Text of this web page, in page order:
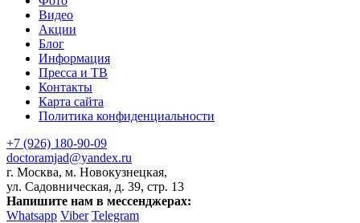
Видео
Акции
Блог
Информация
Пресса и ТВ
Контакты
Карта сайта
Политика конфиденциальности
+7 (926) 180-90-09
doctoramjad@yandex.ru
г. Москва, м. Новокузнецкая,
ул. Садовническая, д. 39, стр. 13
Напишите нам в мессенджерах:
Whatsapp Viber Telegram